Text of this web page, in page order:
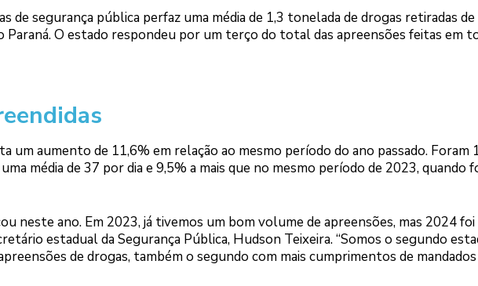
de segurança pública perfaz uma média de 1,3 tonelada de drogas retiradas de
Paraná. O estado respondeu por um terço do total das apreensões feitas em
um aumento de 11,6% em relação ao mesmo período do ano passado. Foram
média de 37 por dia e 9,5% a mais que no mesmo período de 2023, quando
neste ano. Em 2023, já tivemos um bom volume de apreensões, mas 2024
estadual da Segurança Pública, Hudson Teixeira. “Somos o segundo
de drogas, também o segundo com mais cumprimentos de